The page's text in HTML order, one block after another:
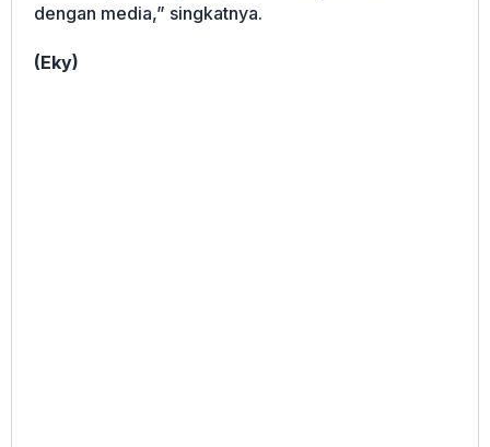
dengan media,” singkatnya.
(Eky)